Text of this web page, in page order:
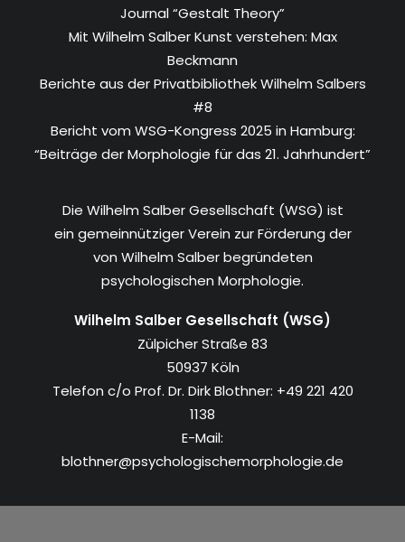
Journal “Gestalt Theory”
Mit Wilhelm Salber Kunst verstehen: Max
Beckmann
Berichte aus der Privatbibliothek Wilhelm Salbers
#8
Bericht vom WSG-Kongress 2025 in Hamburg:
“Beiträge der Morphologie für das 21. Jahrhundert”
Die Wilhelm Salber Gesellschaft (WSG) ist
ein gemeinnütziger Verein zur Förderung der
von Wilhelm Salber begründeten
psychologischen Morphologie.
Wilhelm Salber Gesellschaft (WSG)
Zülpicher Straße 83
50937 Köln
Telefon c/o Prof. Dr. Dirk Blothner: +49 221 420
1138
E-Mail:
blothner@psychologischemorphologie.de